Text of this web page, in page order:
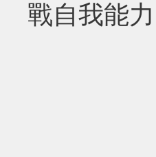
戰自我能力